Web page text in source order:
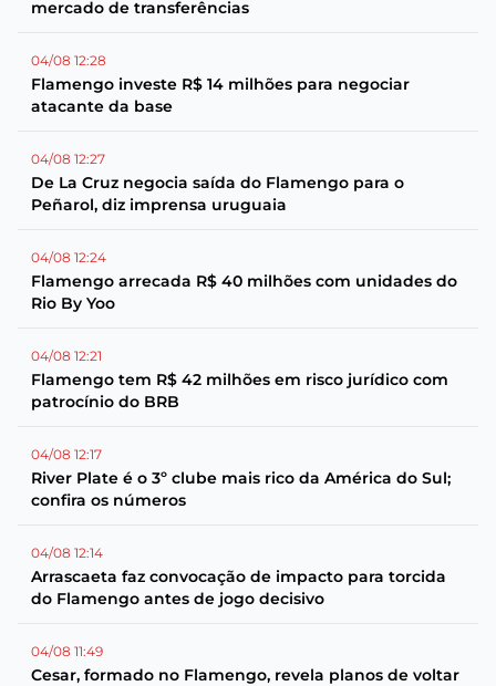
mercado de transferências
04/08 12:28
Flamengo investe R$ 14 milhões para negociar
atacante da base
04/08 12:27
De La Cruz negocia saída do Flamengo para o
Peñarol, diz imprensa uruguaia
04/08 12:24
Flamengo arrecada R$ 40 milhões com unidades do
Rio By Yoo
04/08 12:21
Flamengo tem R$ 42 milhões em risco jurídico com
patrocínio do BRB
04/08 12:17
River Plate é o 3º clube mais rico da América do Sul;
confira os números
04/08 12:14
Arrascaeta faz convocação de impacto para torcida
do Flamengo antes de jogo decisivo
04/08 11:49
Cesar, formado no Flamengo, revela planos de voltar